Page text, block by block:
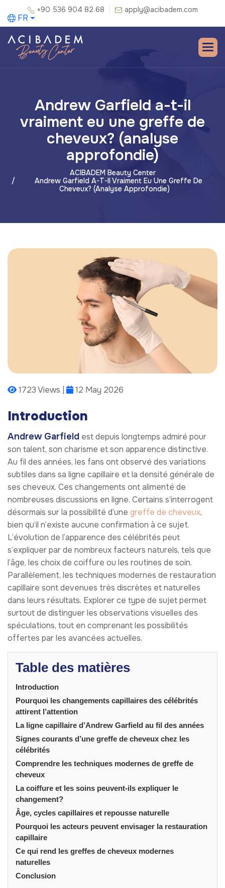
+90 536 904 82 68 apply@acibadem.com
FR
Andrew Garfield a-t-il
vraiment eu une greffe de
cheveux? (analyse
approfondie)
ACIBADEM Beauty Center
Andrew Garfield A-T-Il Vraiment Eu Une Greffe De
Cheveux? (analyse Approfondie)
1723 Views | 12 May 2026
Introduction
Andrew Garfield est depuis longtemps admiré pour
son talent, son charisme et son apparence distinctive.
Au fil des années, les fans ont observé des variations
subtiles dans sa ligne capillaire et la densité générale de
ses cheveux. Ces changements ont alimenté de
nombreuses discussions en ligne. Certains s’interrogent
désormais sur la possibilité d’une greffe de cheveux,
bien qu’il n’existe aucune confirmation à ce sujet.
L’évolution de l’apparence des célébrités peut
s’expliquer par de nombreux facteurs naturels, tels que
l’âge, les choix de coiffure ou les routines de soin.
Parallèlement, les techniques modernes de restauration
capillaire sont devenues très discrètes et naturelles
dans leurs résultats. Explorer ce type de sujet permet
surtout de distinguer les observations visuelles des
spéculations, tout en comprenant les possibilités
offertes par les avancées actuelles.
Table des matières
Introduction
Pourquoi les changements capillaires des célébrités
attirent l’attention
La ligne capillaire d’Andrew Garfield au fil des années
Signes courants d’une greffe de cheveux chez les
célébrités
Comprendre les techniques modernes de greffe de
cheveux
La coiffure et les soins peuvent-ils expliquer le
changement?
Âge, cycles capillaires et repousse naturelle
Pourquoi les acteurs peuvent envisager la restauration
capillaire
Ce qui rend les greffes de cheveux modernes
naturelles
Conclusion